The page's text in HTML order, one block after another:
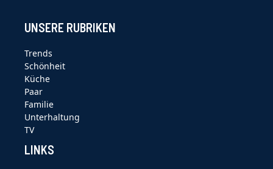
UNSERE RUBRIKEN
Trends
Schönheit
Küche
Paar
Familie
Unterhaltung
TV
LINKS